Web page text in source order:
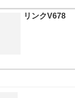
リンクV678